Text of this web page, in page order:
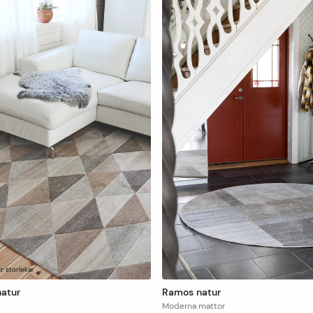
storlekar
Ramos natur
Moderna mattor